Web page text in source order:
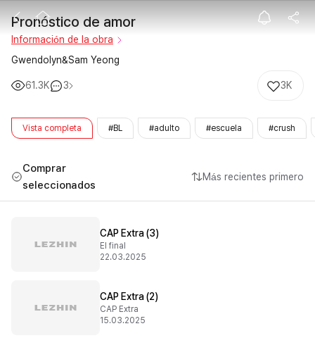
Pronóstico de
Pronóstico de amor
Información de la obra
Gwendolyn&Sam Yeong
61.3K 3 3K
Vista completa #BL #adulto #escuela #crush
Comprar
seleccionados
Más recientes primero
CAP Extra (3)
El final
22.03.2025
CAP Extra (2)
CAP Extra
15.03.2025